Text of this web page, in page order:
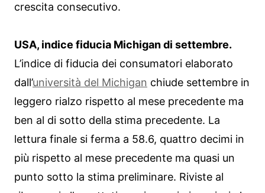
crescita consecutivo.
USA, indice fiducia Michigan di settembre.
L’indice di fiducia dei consumatori elaborato
dall’università del Michigan chiude settembre in
leggero rialzo rispetto al mese precedente ma
ben al di sotto della stima precedente. La
lettura finale si ferma a 58.6, quattro decimi in
più rispetto al mese precedente ma quasi un
punto sotto la stima preliminare. Riviste al